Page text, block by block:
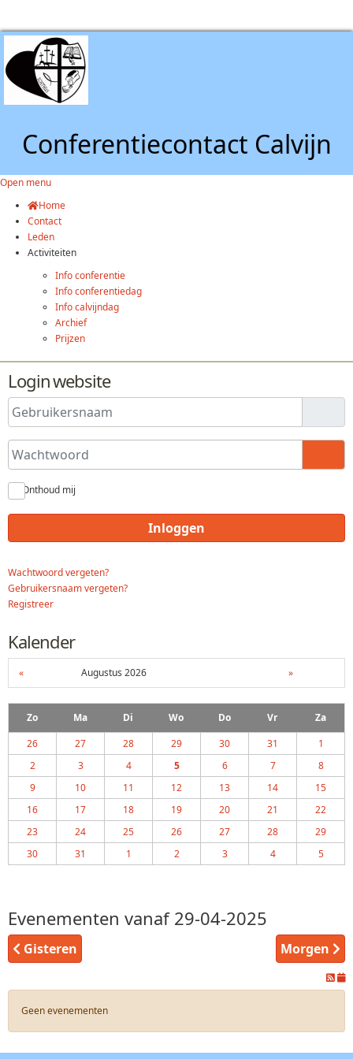
Conferentiecontact Calvijn
Open menu
Home
Contact
Leden
Activiteiten
Info conferentie
Info conferentiedag
Info calvijndag
Archief
Prijzen
Login website
Gebruikersnaam
Wachtwoord
Onthoud mij
Inloggen
Wachtwoord vergeten?
Gebruikersnaam vergeten?
Registreer
Kalender
« Augustus 2026 »
Zo Ma Di Wo Do Vr
Za
26
27 28 29 30 31
1
2
3 4 5 6 7
8
9
10 11 12 13 14
15
16
17 18 19 20 21
22
23
24 25 26 27 28
29
30
31 1 2 3 4 5
Evenementen vanaf 29-04-2025
Gisteren Morgen
Geen evenementen